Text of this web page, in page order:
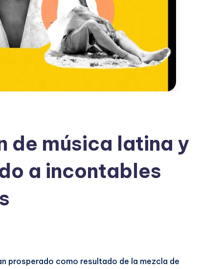
de música latina y
a incontables
prosperado como resultado de la mezcla de